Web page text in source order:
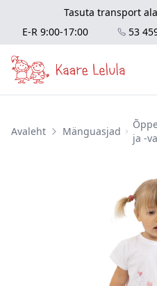
Tasuta transport
E-R 9:00-17:00
53
Avaleht Mänguasjad
ja -